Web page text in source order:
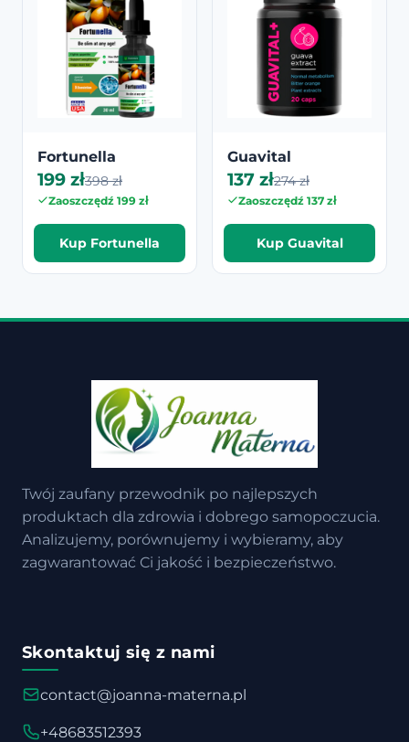
Fortunella
199 zł398 zł
Zaoszczędź 199 zł
Kup Fortunella
Guavital
137 zł274 zł
Zaoszczędź 137 zł
Kup Guavital
Twój zaufany przewodnik po najlepszych
produktach dla zdrowia i dobrego samopoczucia.
Analizujemy, porównujemy i wybieramy, aby
zagwarantować Ci jakość i bezpieczeństwo.
Skontaktuj się z nami
contact@joanna-materna.pl
+48683512393